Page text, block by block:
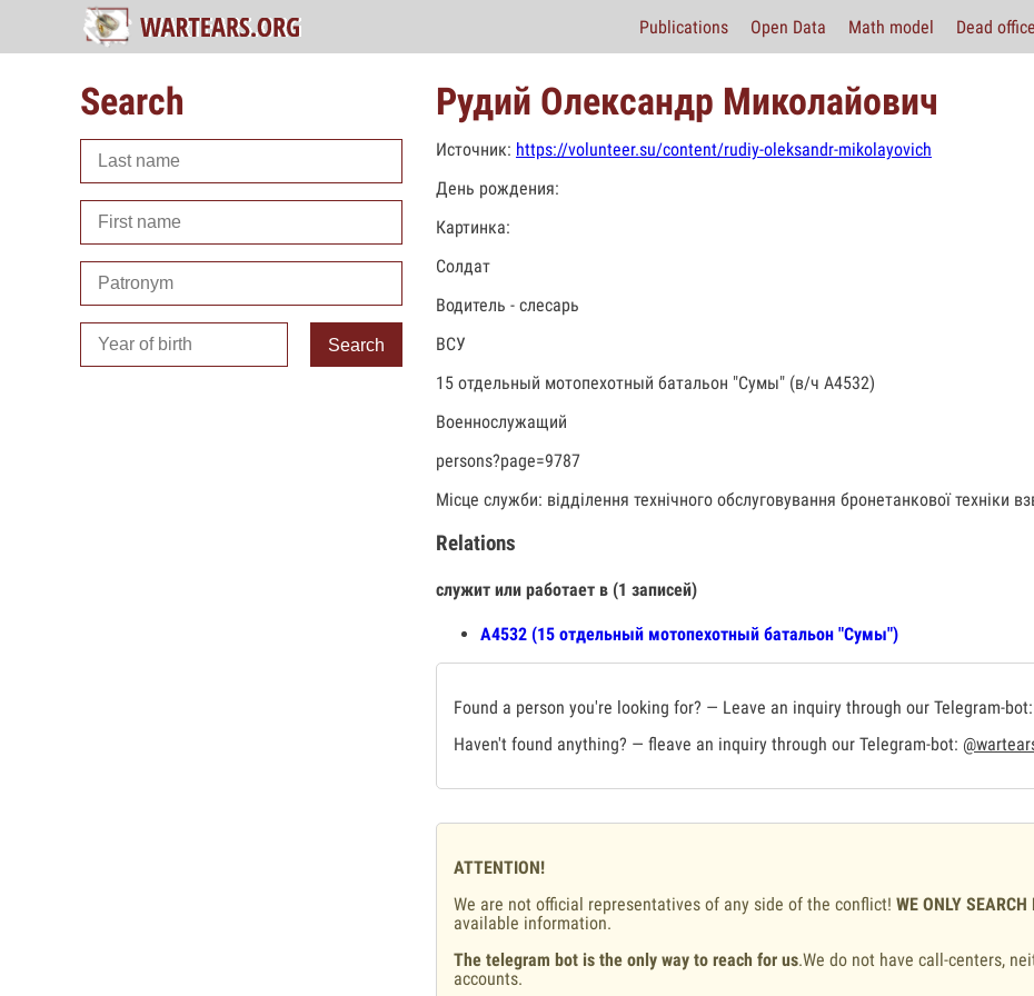
Publications Open Data Math model Dead
Search
Search
Рудий Олександр Миколайович
Источник: https://volunteer.su/content/rudiy-oleksandr-mikolayovich
День рождения:
Картинка:
Солдат
Водитель - слесарь
ВСУ
15 отдельный мотопехотный батальон "Сумы" (в/ч А4532)
Военнослужащий
persons?page=9787
Місце служби: відділення технічного обслуговування бронетанкової техніки
Relations
служит или работает в (1 записей)
А4532 (15 отдельный мотопехотный батальон "Сумы")
Found a person you're looking for? — Leave an inquiry through our Telegram-bot:
Haven't found anything? — fleave an inquiry through our Telegram-bot:
ATTENTION!
We are not official representatives of any side of the conflict! WE ONLY SEARCH
available information.
The telegram bot is the only way to reach for us.We do not have call-centers,
accounts.